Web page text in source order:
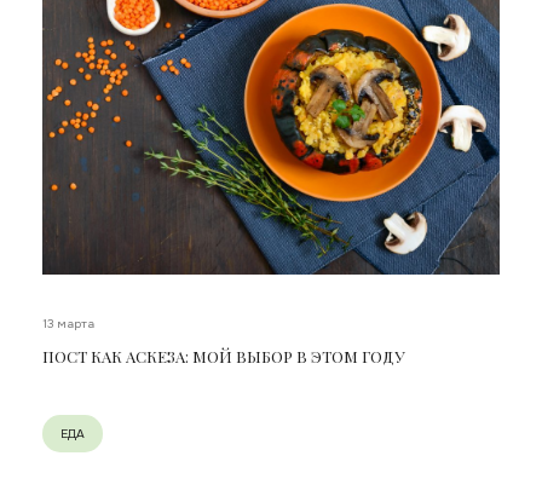
13 марта
ПОСТ КАК АСКЕЗА: МОЙ ВЫБОР В ЭТОМ ГОДУ
ЕДА